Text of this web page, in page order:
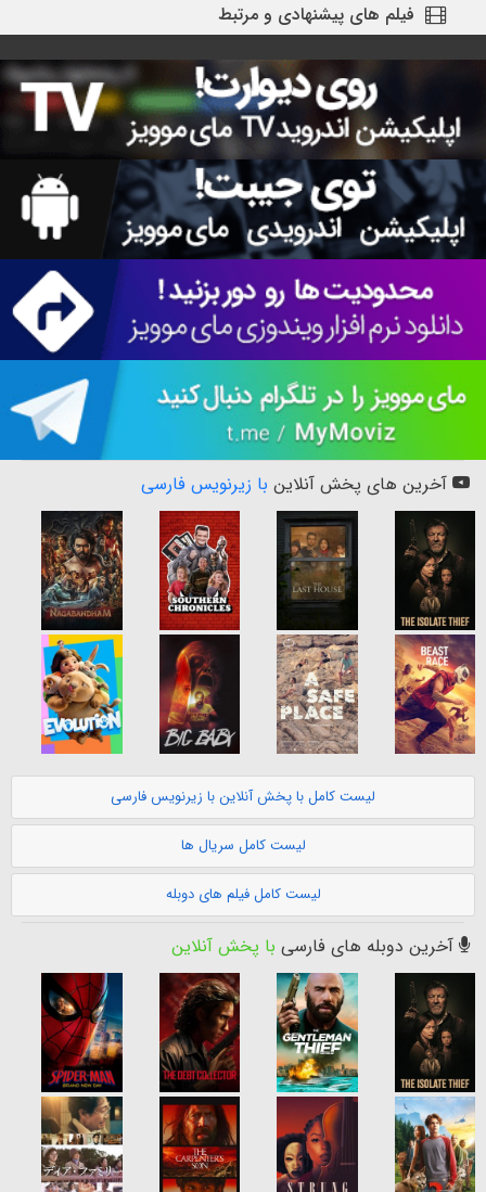
فیلم های پیشنهادی و مرتبط
آخرین های پخش آنلاین با زیرنویس فارسی
لیست کامل با پخش آنلاین با زیرنویس فارسی
لیست کامل سریال ها
لیست کامل فیلم های دوبله
آخرین دوبله های فارسی با پخش آنلاین